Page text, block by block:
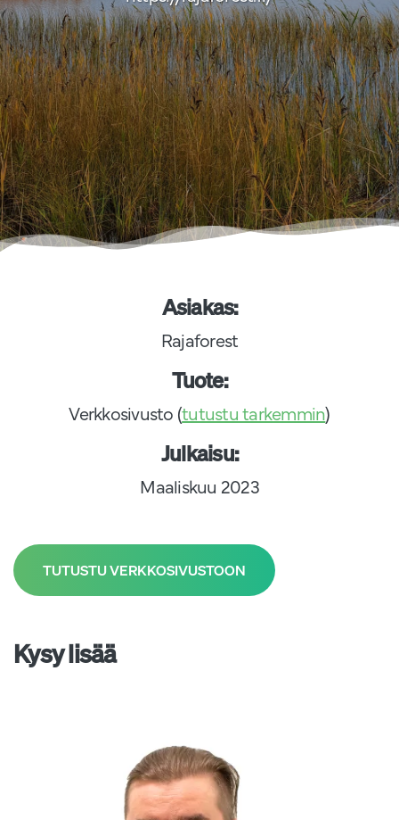
Asiakas:
Rajaforest
Tuote:
Verkkosivusto (tutustu tarkemmin)
Julkaisu:
Maaliskuu 2023
TUTUSTU VERKKOSIVUSTOON
Kysy lisää